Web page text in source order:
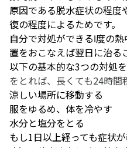
原因である脱水症状の程度
復の程度によるためです。
自分で対処ができるⅠ度の
置をおこなえば翌日に治る
以下の基本的な3つの対処
をとれば、長くても24時間
涼しい場所に移動する
服をゆるめ、体を冷やす
水分と塩分をとる
もし1日以上経っても症状